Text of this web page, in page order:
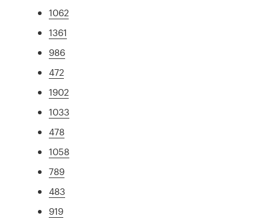
1062
1361
986
472
1902
1033
478
1058
789
483
919